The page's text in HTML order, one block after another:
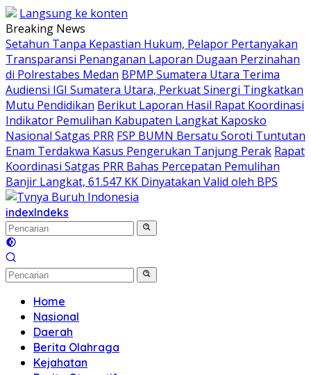
Langsung ke konten
Breaking News
Setahun Tanpa Kepastian Hukum, Pelapor Pertanyakan
Transparansi Penanganan Laporan Dugaan Perzinahan
di Polrestabes Medan BPMP Sumatera Utara Terima
Audiensi IGI Sumatera Utara, Perkuat Sinergi Tingkatkan
Mutu Pendidikan Berikut Laporan Hasil Rapat Koordinasi
Indikator Pemulihan Kabupaten Langkat Kaposko
Nasional Satgas PRR FSP BUMN Bersatu Soroti Tuntutan
Enam Terdakwa Kasus Pengerukan Tanjung Perak Rapat
Koordinasi Satgas PRR Bahas Percepatan Pemulihan
Banjir Langkat, 61.547 KK Dinyatakan Valid oleh BPS
indexIndeks
Home
Nasional
Daerah
Berita Olahraga
Kejahatan